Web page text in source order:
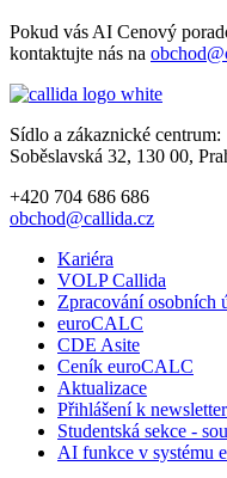
Pokud vás AI Cenový
kontaktujte nás na
Sídlo a zákaznické centrum:
Soběslavská 32, 130 00,
+420 704 686 686
obchod@callida.cz
Kariéra
VOLP Callida
Zpracování osobních
euroCALC
CDE Asite
Ceník euroCALC
Aktualizace
Přihlášení k
Studentská sekce -
AI funkce v systému